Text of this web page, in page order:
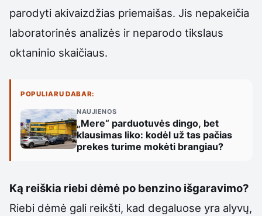
parodyti akivaizdžias priemaišas. Jis nepakeičia
laboratorinės analizės ir neparodo tikslaus
oktaninio skaičiaus.
POPULIARU DABAR:
NAUJIENOS
„Mere“ parduotuvės dingo, bet
klausimas liko: kodėl už tas pačias
prekes turime mokėti brangiau?
Ką reiškia riebi dėmė po benzino išgaravimo?
Riebi dėmė gali reikšti, kad degaluose yra alyvų,